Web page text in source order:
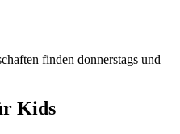
finden donnerstags und
Kids